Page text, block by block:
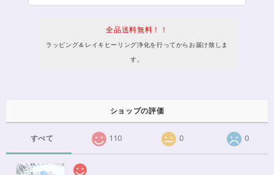
全品送料無料！！
ラッピング＆レイキヒーリング浄化を行ってからお届け致しま
す。
ショップの評価
すべて 110 0 0